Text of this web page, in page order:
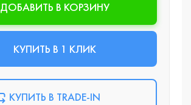
ДОБАВИТЬ В КОРЗИНУ
КУПИТЬ В 1 КЛИК
КУПИТЬ В TRADE-IN